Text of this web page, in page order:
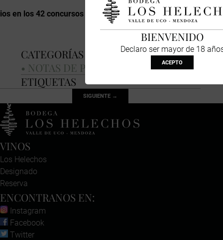
en los 42 concursos de los que participó
CATEGORÍAS
NOTAS DE PRENSA
ETIQUETAS
SIGUIENTE →
VINOS
Los Helechos
Designado
Reserva
ENCONTRANOS EN:
Instagram
Facebook
Twitter
BIENVENIDO
Declaro ser mayor de 18
ACEPTO